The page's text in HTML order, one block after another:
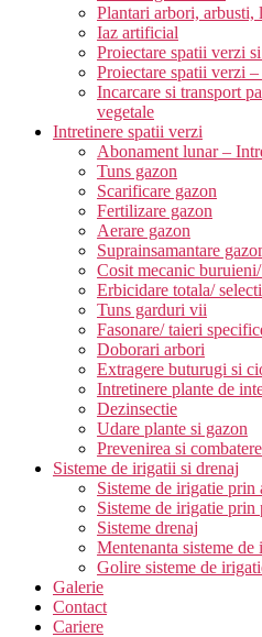
Plantari arbori, arbusti,
Iaz artificial
Proiectare spatii verzi
Proiectare spatii verzi
Incarcare si transport
vegetale
Intretinere spatii verzi
Abonament lunar –
Tuns gazon
Scarificare gazon
Fertilizare gazon
Aerare gazon
Suprainsamantare
Cosit mecanic
Erbicidare totala/
Tuns garduri vii
Fasonare/ taieri
Doborari arbori
Extragere buturugi si
Intretinere plante de
Dezinsectie
Udare plante si gazon
Prevenirea si
Sisteme de irigatii si drenaj
Sisteme de irigatie prin
Sisteme de irigatie prin
Sisteme drenaj
Mentenanta sisteme de
Golire sisteme de
Galerie
Contact
Cariere